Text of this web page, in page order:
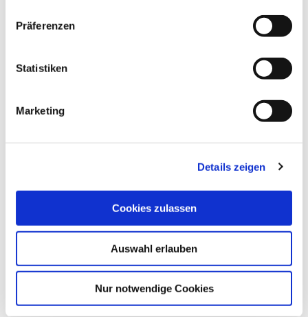
Präferenzen
Statistiken
Marketing
Details zeigen
Cookies zulassen
Auswahl erlauben
Nur notwendige Cookies
Altbausanierungen, Gebäudeneubau,
Alles, was man zum Nähen braucht, in
Zubehör, Kursangebote
Werkstaetten
Zusammenschluss von
Kulturschaffenden, Kfz-
Schrauber:innen, Handwerkenden und
Mehr lesen